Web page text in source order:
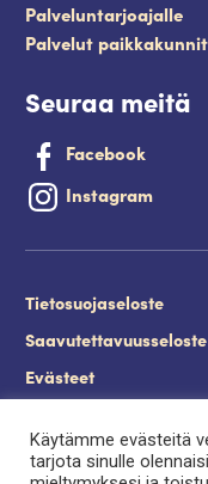
Palveluntarjoajalle
Palvelut
Seuraa meitä
Facebook
Instagram
Tietosuojaseloste
Saavutettavuusseloste
Evästeet
Käytämme evästeitä
tarjota sinulle